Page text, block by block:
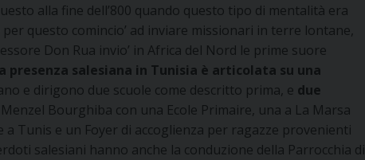
alla fine dell’800 quando questo tipo di mentalità era
questo comincio’ ad inviare missionari in terre lontane,
Don Rua invio’ in Africa del Nord le prime suore
presenza salesiana in Tunisia è articolata su una
e dirigono due scuole come descritto prima, e due
Bourghiba con una Ecole Primaire, una a La Marsa
Tunis e un Foyer di accoglienza per ragazze provenienti
salesiani hanno anche la conduzione della Parrocchia di